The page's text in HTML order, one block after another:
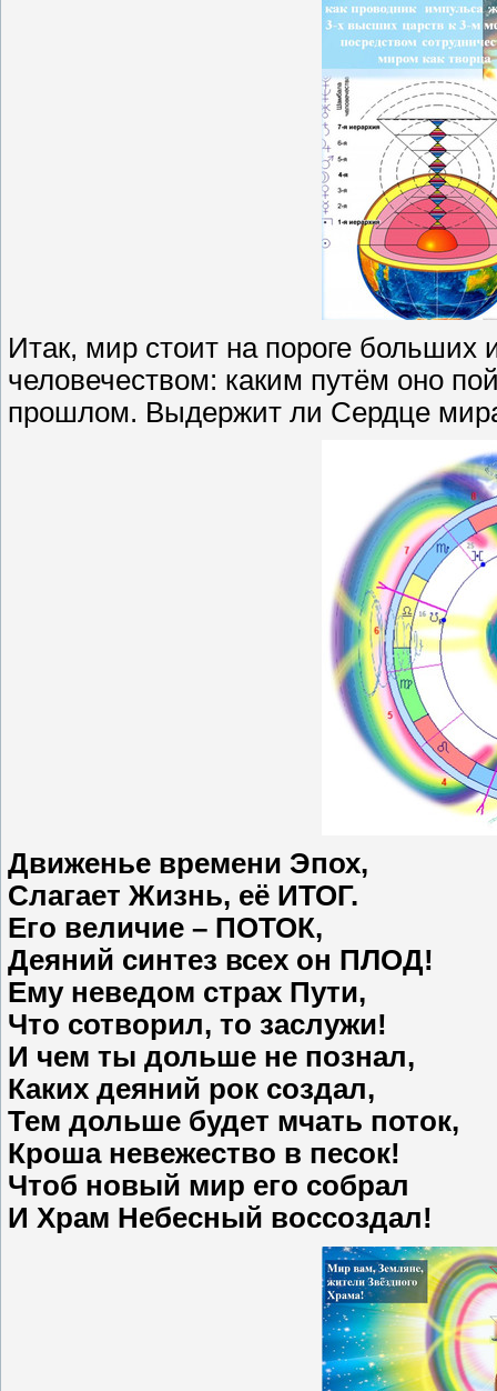
Итак, мир стоит на пороге
человечеством: каким путём оно
прошлом. Выдержит ли Сердце
Движенье времени Эпох,
Слагает Жизнь, её ИТОГ.
Его величие – ПОТОК,
Деяний синтез всех он ПЛОД!
Ему неведом страх Пути,
Что сотворил, то заслужи!
И чем ты дольше не познал,
Каких деяний рок создал,
Тем дольше будет мчать поток,
Кроша невежество в песок!
Чтоб новый мир его собрал
И Храм Небесный воссоздал!